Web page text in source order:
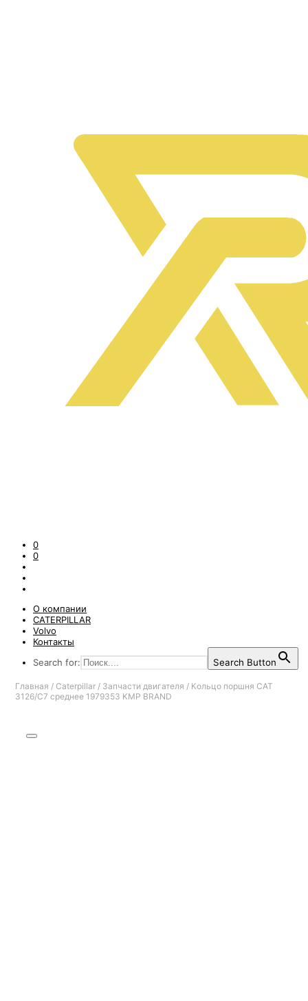
0
0
О компании
CATERPILLAR
Volvo
Контакты
Search for:
Search Button
Главная / Caterpillar / Запчасти двигателя / Кольцо поршня CAT
3126/C7 среднее 1979353 KMP BRAND